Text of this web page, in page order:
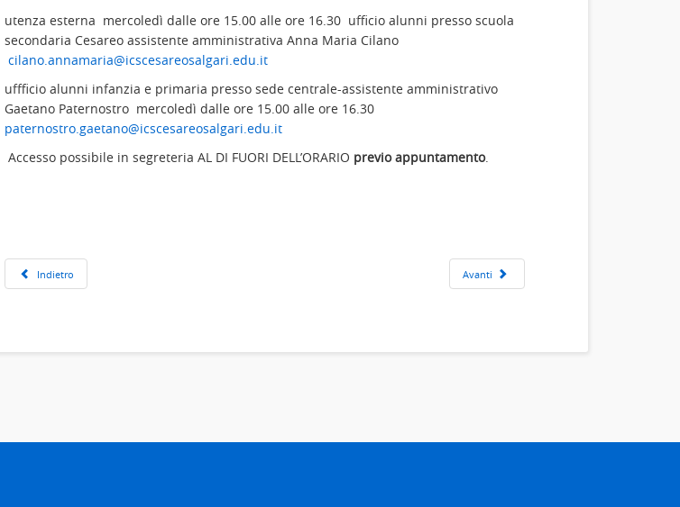
utenza esterna mercoledì dalle ore 15.00 alle ore 16.30 ufficio alunni presso scuola
secondaria Cesareo assistente amministrativa Anna Maria Cilano
cilano.annamaria@icscesareosalgari.edu.it
uffficio alunni infanzia e primaria presso sede centrale-assistente amministrativo
Gaetano Paternostro mercoledì dalle ore 15.00 alle ore 16.30
paternostro.gaetano@icscesareosalgari.edu.it
Accesso possibile in segreteria AL DI FUORI DELL’ORARIO previo appuntamento.
Indietro Avanti